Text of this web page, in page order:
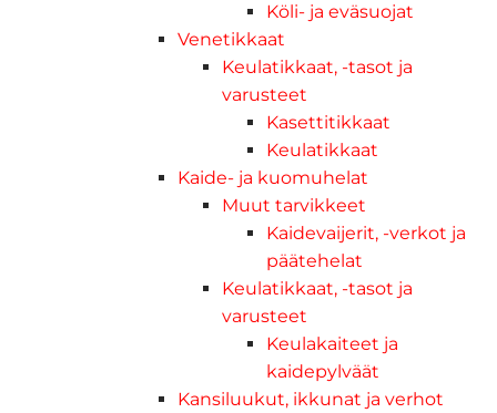
Köli- ja eväsuojat
Venetikkaat
Keulatikkaat, -tasot ja
varusteet
Kasettitikkaat
Keulatikkaat
Kaide- ja kuomuhelat
Muut tarvikkeet
Kaidevaijerit, -verkot ja
päätehelat
Keulatikkaat, -tasot ja
varusteet
Keulakaiteet ja
kaidepylväät
Kansiluukut, ikkunat ja verhot